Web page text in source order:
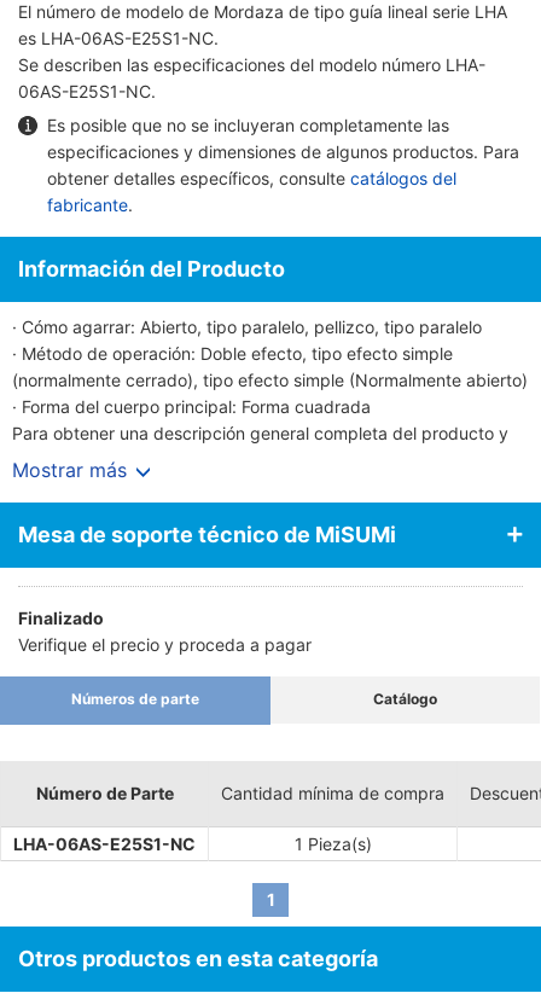
El número de modelo de Mordaza de tipo guía lineal serie LHA
es LHA-06AS-E25S1-NC.
Se describen las especificaciones del modelo número LHA-
06AS-E25S1-NC.
Es posible que no se incluyeran completamente las
especificaciones y dimensiones de algunos productos. Para
obtener detalles específicos, consulte catálogos del
fabricante.
Información del Producto
· Cómo agarrar: Abierto, tipo paralelo, pellizco, tipo paralelo
· Método de operación: Doble efecto, tipo efecto simple
(normalmente cerrado), tipo efecto simple (Normalmente abierto)
· Forma del cuerpo principal: Forma cuadrada
Para obtener una descripción general completa del producto y
detalles sobre el mango guía lineal manual serie LHA, consulte las
Mostrar más
Mesa de soporte técnico de MiSUMi
Finalizado
Verifique el precio y proceda a pagar
Números de parte Catálogo
Número de Parte Cantidad mínima de compra
LHA-06AS-E25S1-NC 1 Pieza(s)
1
Otros productos en esta categoría